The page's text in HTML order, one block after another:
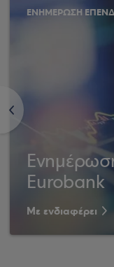
<
ΕΝΗΜΕΡΩΣΗ
Eurobank
Με ενδιαφέρει